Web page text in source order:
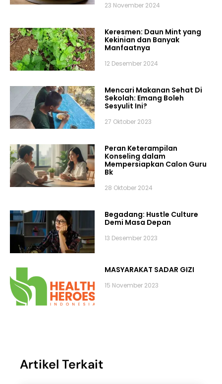
23 November 2024
Keresmen: Daun Mint yang
Kekinian dan Banyak
Manfaatnya
12 Desember 2024
Mencari Makanan Sehat Di
Sekolah: Emang Boleh
Sesyulit Ini?
27 Oktober 2023
Peran Keterampilan
Konseling dalam
Mempersiapkan Calon Guru
Bk
28 Oktober 2024
Begadang: Hustle Culture
Demi Masa Depan
13 Desember 2023
MASYARAKAT SADAR GIZI
15 November 2023
Artikel Terkait